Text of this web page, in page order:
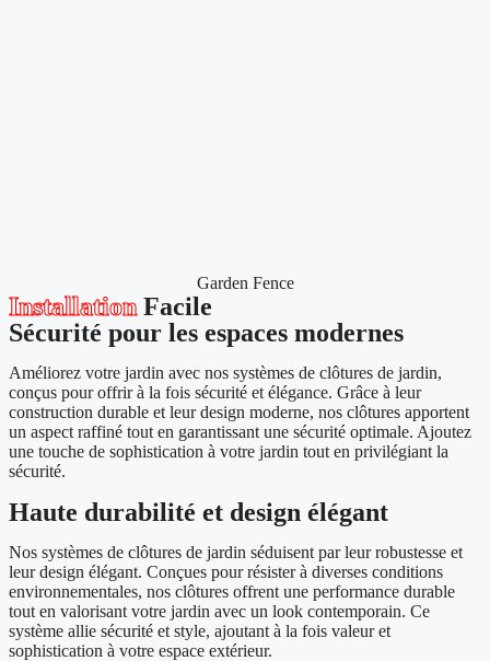
Garden Fence
InstallationFacile
Sécurité pour les espaces modernes
Améliorez votre jardin avec nos systèmes de clôtures de jardin,
conçus pour offrir à la fois sécurité et élégance. Grâce à leur
construction durable et leur design moderne, nos clôtures apportent
un aspect raffiné tout en garantissant une sécurité optimale. Ajoutez
une touche de sophistication à votre jardin tout en privilégiant la
sécurité.
Haute durabilité et design élégant
Nos systèmes de clôtures de jardin séduisent par leur robustesse et
leur design élégant. Conçues pour résister à diverses conditions
environnementales, nos clôtures offrent une performance durable
tout en valorisant votre jardin avec un look contemporain. Ce
système allie sécurité et style, ajoutant à la fois valeur et
sophistication à votre espace extérieur.